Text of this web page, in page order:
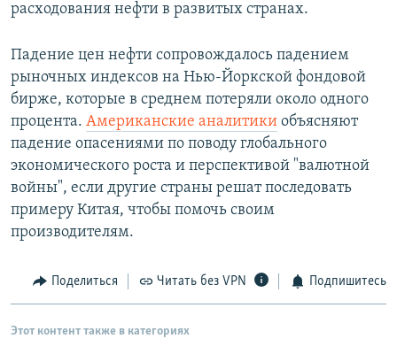
расходования нефти в развитых странах.
Падение цен нефти сопровождалось падением
рыночных индексов на Нью-Йоркской фондовой
бирже, которые в среднем потеряли около одного
процента. Американские аналитики объясняют
падение опасениями по поводу глобального
экономического роста и перспективой "валютной
войны", если другие страны решат последовать
примеру Китая, чтобы помочь своим
производителям.
Поделиться Читать без VPN Подпишитесь
Этот контент также в категориях